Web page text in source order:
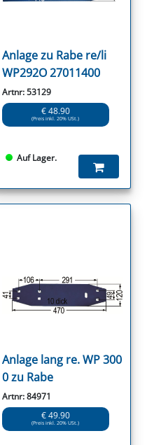
Anlage zu Rabe re/li
WP292O 27011400
Artnr: 53129
€ 48.90
(Preis inkl. 20% USt.)
Auf Lager.
Anlage lang re. WP 300
0 zu Rabe
Artnr: 84971
€ 49.90
(Preis inkl. 20% USt.)